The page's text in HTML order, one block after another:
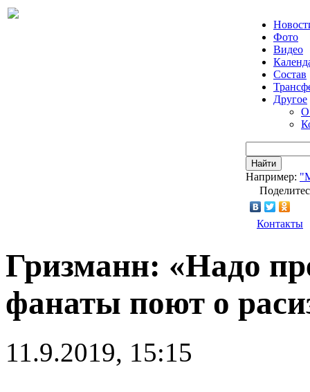
Фото
Видео
Состав
Другое
О
Найти
Например:
Контакты
Гризманн: «Надо
фанаты поют о
11.9.2019, 15:15